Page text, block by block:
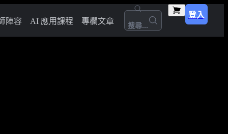
陣容 AI 應用課程 專欄文章 搜尋...
登入